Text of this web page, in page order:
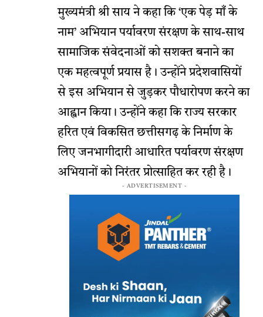
मुख्यमंत्री श्री साय ने कहा कि ‘एक पेड़ माँ के
नाम’ अभियान पर्यावरण संरक्षण के साथ-साथ
सामाजिक संवेदनाओं को सशक्त बनाने का
एक महत्वपूर्ण प्रयास है। उन्होंने प्रदेशवासियों
से इस अभियान से जुड़कर पौधारोपण करने का
आह्वान किया। उन्होंने कहा कि राज्य सरकार
हरित एवं विकसित छत्तीसगढ़ के निर्माण के
लिए जनभागीदारी आधारित पर्यावरण संरक्षण
अभियानों को निरंतर प्रोत्साहित कर रही है।
- ADVERTISEMENT -